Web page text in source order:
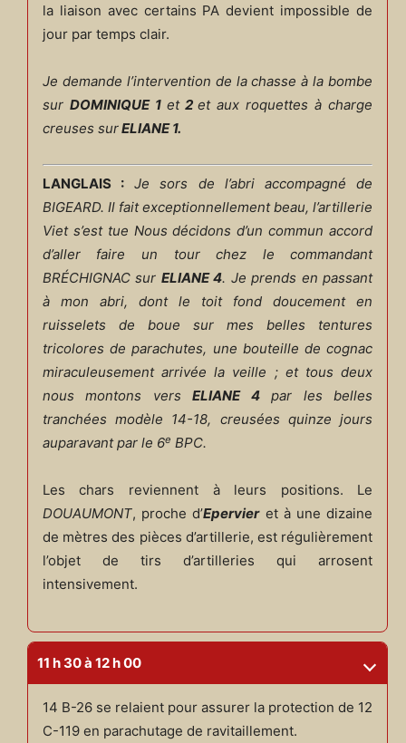
la liaison avec certains PA devient impossible de
jour par temps clair.
Je demande l’intervention de la chasse à la bombe
sur DOMINIQUE 1 et2et aux roquettes à charge
creuses surELIANE 1.
LANGLAIS : Je sors de l’abri accompagné de
BIGEARD. Il fait exceptionnellement beau, l’artillerie
Viet s’est tue Nous décidons d’un commun accord
d’aller faire un tour chez le commandant
BRÉCHIGNAC sur ELIANE 4. Je prends en passant
à mon abri, dont le toit fond doucement en
ruisselets de boue sur mes belles tentures
tricolores de parachutes, une bouteille de cognac
miraculeusement arrivée la veille ; et tous deux
nous montons versELIANE 4par les belles
tranchées modèle 14-18, creusées quinze jours
auparavant par le 6e BPC.
Les chars reviennent à leurs positions. Le
DOUAUMONT, proche d’Epervieret à une dizaine
de mètres des pièces d’artillerie, est régulièrement
l’objet de tirs d’artilleries qui arrosent
intensivement.
11 h 30 à 12 h 00
14 B-26 se relaient pour assurer la protection de 12
C-119 en parachutage de ravitaillement.